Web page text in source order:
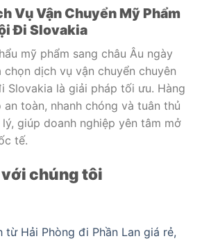
Vụ Vận Chuyển Mỹ Phẩm
Đi Slovakia
mỹ phẩm sang châu Âu ngày
dịch vụ vận chuyển chuyên
Slovakia là giải pháp tối ưu. Hàng
toàn, nhanh chóng và tuân thủ
giúp doanh nghiệp yên tâm mở
tế.
chúng tôi
từ Hải Phòng đi Phần Lan giá rẻ,